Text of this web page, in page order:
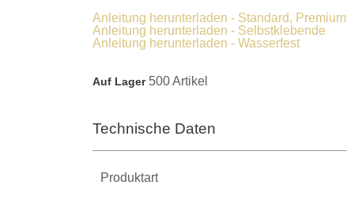
Anleitung herunterladen - Standard, Premium
Anleitung herunterladen - Selbstklebende
Anleitung herunterladen - Wasserfest
Auf Lager 500 Artikel
Technische Daten
Produktart